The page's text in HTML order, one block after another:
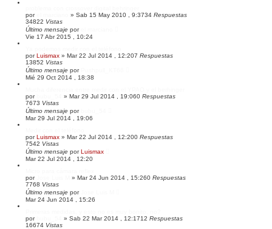
por
» Sab 15 May 2010 , 9:3734 Respuestas
34822 Vistas
Último mensaje por
Vie 17 Abr 2015 , 10:24
porLuismax » Mar 22 Jul 2014 , 12:207 Respuestas
13852 Vistas
Último mensaje por
Mié 29 Oct 2014 , 18:38
por
» Mar 29 Jul 2014 , 19:060 Respuestas
7673 Vistas
Último mensaje por
Mar 29 Jul 2014 , 19:06
porLuismax » Mar 22 Jul 2014 , 12:200 Respuestas
7542 Vistas
Último mensaje porLuismax
Mar 22 Jul 2014 , 12:20
por
» Mar 24 Jun 2014 , 15:260 Respuestas
7768 Vistas
Último mensaje por
Mar 24 Jun 2014 , 15:26
por
» Sab 22 Mar 2014 , 12:1712 Respuestas
16674 Vistas